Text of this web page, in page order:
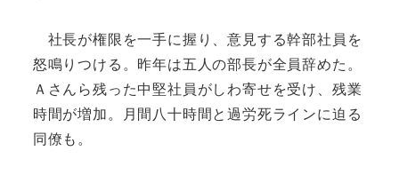
社長が権限を一手に握り、意見する幹部社員を
怒鳴りつける。昨年は五人の部長が全員辞めた。
Ａさんら残った中堅社員がしわ寄せを受け、残業
時間が増加。月間八十時間と過労死ラインに迫る
同僚も。